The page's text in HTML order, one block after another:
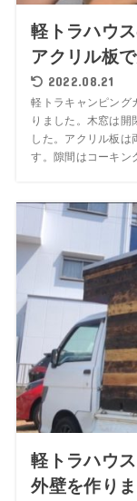
軽トラハウ
アクリル板で
2022.08.21
軽トラキャンピング
りました。木窓は開
した。アクリル板は
す。隙間はコーキン
軽トラハウ
外壁を作り